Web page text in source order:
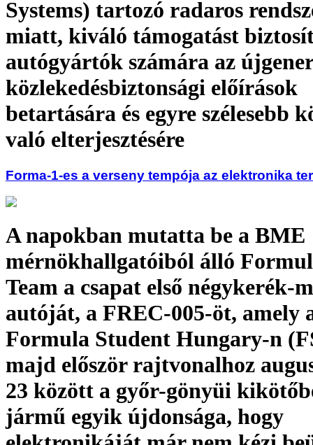
Systems) tartozó radaros
miatt, kiváló támogatást
autógyártók számára az
közlekedésbiztonsági előírások
betartására és egyre szélesebb
való elterjesztésére
Forma-1-es a verseny tempója az elektronika
A napokban mutatta be a BME
mérnökhallgatóiból álló
Team a csapat első négykerék-
autóját, a FREC-005-öt, amely
Formula Student Hungary-n
majd először rajtvonalhoz
23 között a győr-gönyüi
jármű egyik újdonsága, hogy